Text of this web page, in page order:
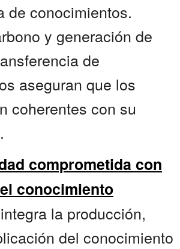
de conocimientos.
y generación de
de
aseguran que los
coherentes con su
comprometida con
conocimiento
la producción,
del conocimiento